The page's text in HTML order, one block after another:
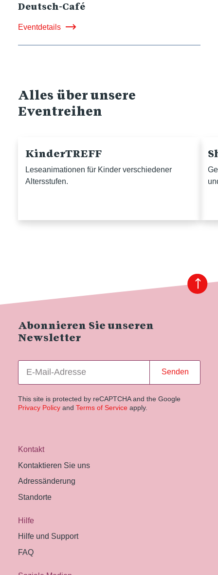
Deutsch-Café
Eventdetails
Alles über unsere
Eventreihen
KinderTREFF
Leseanimationen für Kinder verschiedener
Altersstufen.
Abonnieren Sie unseren
Newsletter
Senden
This site is protected by reCAPTCHA and the Google
Privacy Policyand Terms of Service apply.
Kontakt
Kontaktieren Sie uns
Adressänderung
Standorte
Hilfe
Hilfe und Support
FAQ